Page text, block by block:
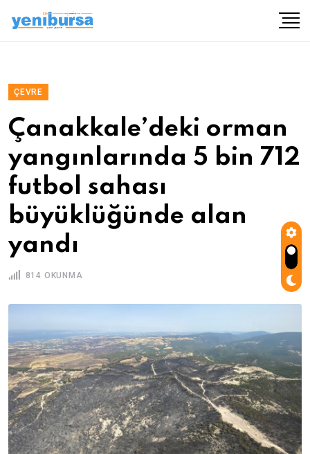
ÇEVRE
Çanakkale’deki orman
yangınlarında 5 bin 712
futbol sahası
büyüklüğünde alan
yandı
814 OKUNMA